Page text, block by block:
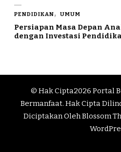
PENDIDIKAN UMUM
Persiapan Masa Depan
dengan Investasi
© Hak Cipta2026 Portal
Bermanfaat. Hak Cipta
Diciptakan OlehBlossom